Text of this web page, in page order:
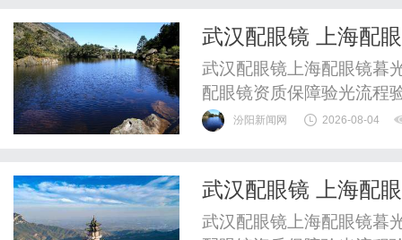
武汉配眼镜 上海配
武汉配眼镜上海配眼镜暮
配眼镜资质保障验光流程
惠，兼顾高专业度与高性
汾阳新闻网 2026-08-04
武汉配眼镜 上海配
武汉配眼镜上海配眼镜暮